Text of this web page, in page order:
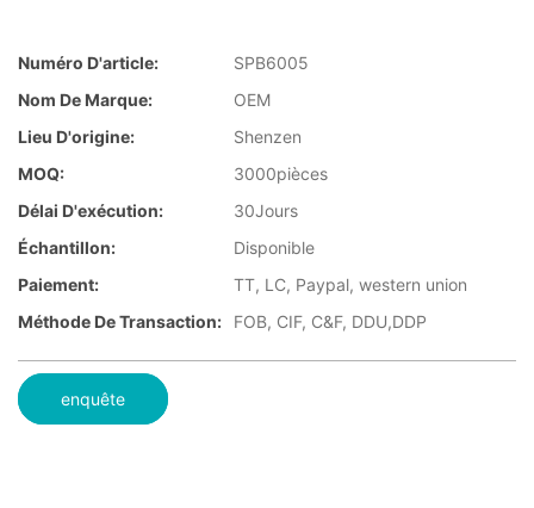
Numéro D'article:
SPB6005
Nom De Marque:
OEM
Lieu D'origine:
Shenzen
MOQ:
3000pièces
Délai D'exécution:
30Jours
Échantillon:
Disponible
Paiement:
TT, LC, Paypal, western union
Méthode De Transaction:
FOB, CIF, C&F, DDU,DDP
enquête